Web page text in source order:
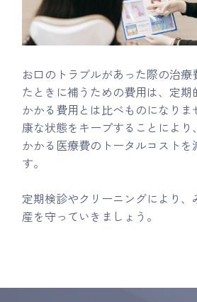
お口のトラブルがあった際の治療
たときに補うための費用は、定期
かかる費用とは比べものになり
康な状態をキープすることにより
かかる医療費のトータルコストを
す。
定期検診やクリーニングにより、
産を守っていきましょう。